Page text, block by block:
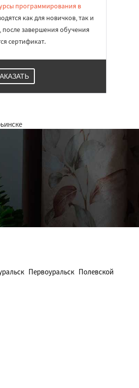
программирования в
как для новичков, так и
завершения обучения
сертификат.
Первоуральск Полевской